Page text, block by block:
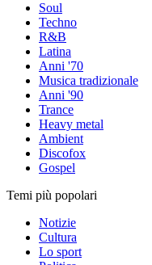
Soul
Techno
R&B
Latina
Anni '70
Musica tradizionale
Anni '90
Trance
Heavy metal
Ambient
Discofox
Gospel
Temi più popolari
Notizie
Cultura
Lo sport